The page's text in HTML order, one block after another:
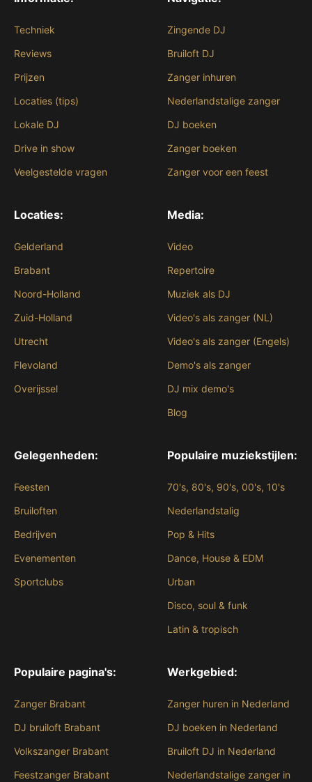
Techniek
Reviews
Prijzen
Locaties (tips)
Lokale DJ
Drive in show
Veelgestelde vragen
Zingende DJ
Bruiloft DJ
Zanger inhuren
Nederlandstalige zanger
DJ boeken
Zanger boeken
Zanger voor een feest
Locaties:
Gelderland
Brabant
Noord-Holland
Zuid-Holland
Utrecht
Flevoland
Overijssel
Media:
Video
Repertoire
Muziek als DJ
Video's als zanger (NL)
Video's als zanger (Engels)
Demo's als zanger
DJ mix demo's
Blog
Gelegenheden:
Feesten
Bruiloften
Bedrijven
Evenementen
Sportclubs
Populaire muziekstijlen:
70's, 80's, 90's, 00's, 10's
Nederlandstalig
Pop & Hits
Dance, House & EDM
Urban
Disco, soul & funk
Latin & tropisch
Populaire pagina's:
Zanger Brabant
DJ bruiloft Brabant
Volkszanger Brabant
Feestzanger Brabant
Werkgebied:
Zanger huren in Nederland
DJ boeken in Nederland
Bruiloft DJ in Nederland
Nederlandstalige zanger in